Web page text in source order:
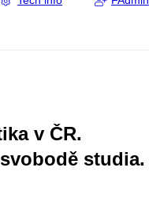
v ČR.
studia.